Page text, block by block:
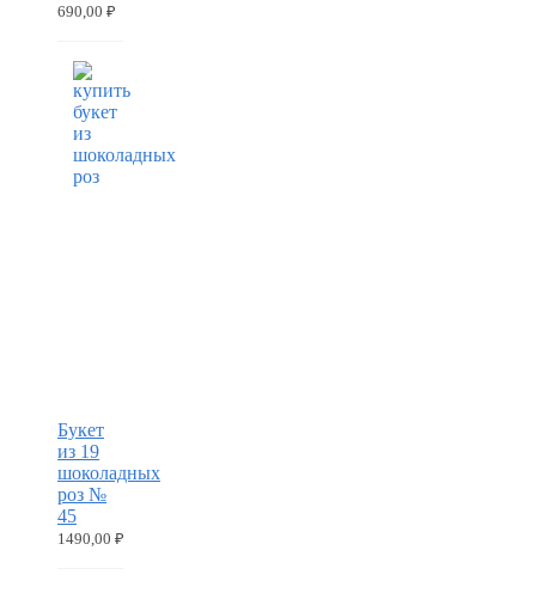
690,00 ₽
Букет
из 19
шоколадных
роз №
45
1490,00 ₽